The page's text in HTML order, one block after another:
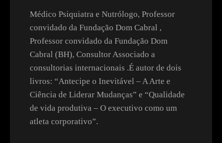
Médico Psiquiatra e Nutrólogo, Professor
convidado da Fundação Dom Cabral ,
Professor convidado da Fundação Dom
Cabral (BH), Consultor Associado a
consultorias internacionais .É autor de dois
livros: “Antecipe o Inevitável – A Arte e
Ciência de Liderar Mudanças” e “Qualidade
de vida produtiva – O executivo como um
atleta corporativo”.